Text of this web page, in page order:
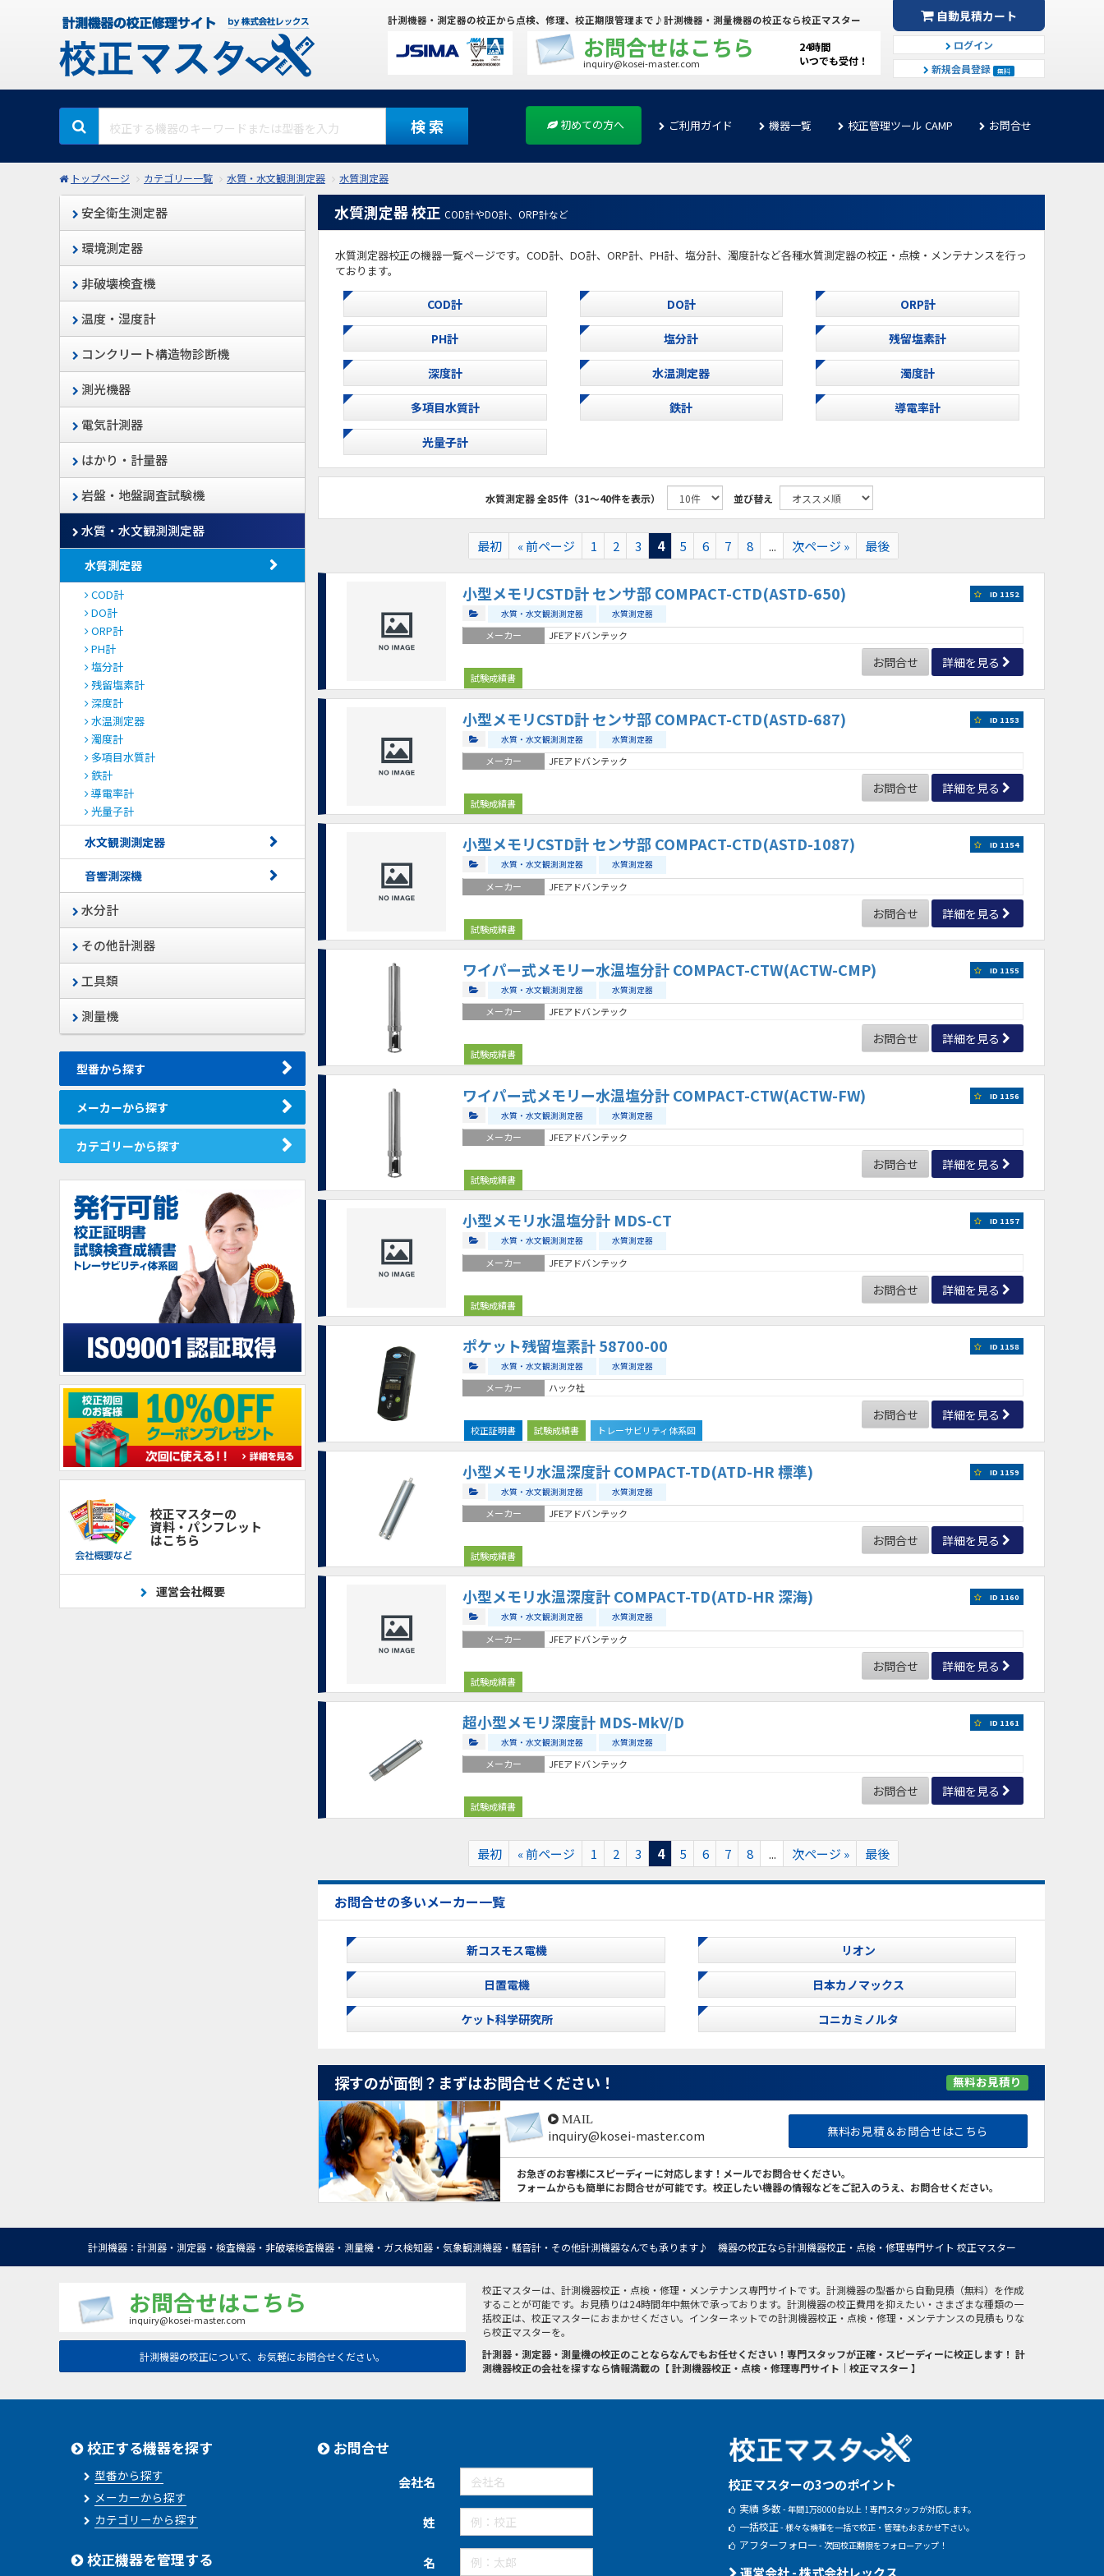
計測機器・測定器の校正から点検、修理、校正期限管理まで♪計測機器・測量機器の校正なら校正マスター
24時間
いつでも受付！
お問合せはこちら
inquiry@kosei-master.com
自動見積カート
ログイン
新規会員登録
無料
検 索 初めての方へ ご利用ガイド 機器一覧 校正管理ツール CAMP お問合せ
トップページ カテゴリー一覧 水質・水文観測測定器 水質測定器
安全衛生測定器
環境測定器
非破壊検査機
温度・湿度計
コンクリート構造物診断機
測光機器
電気計測器
はかり・計量器
岩盤・地盤調査試験機
水質・水文観測測定器
水質測定器
COD計
DO計
ORP計
PH計
塩分計
残留塩素計
深度計
水温測定器
濁度計
多項目水質計
鉄計
導電率計
光量子計
水文観測測定器
音響測深機
水分計
その他計測器
工具類
測量機
型番から探す
メーカーから探す
カテゴリーから探す
校正マスターの
資料・パンフレット
はこちら
運営会社概要
水質測定器 校正 COD計やDO計、ORP計など
水質測定器校正の機器一覧ページです。COD計、DO計、ORP計、PH計、塩分計、濁度計など各種水質測定器の校正・点検・メンテナンスを行っ
ております。
COD計 DO計 ORP計
PH計 塩分計 残留塩素計
深度計 水温測定器 濁度計
多項目水質計 鉄計 導電率計
光量子計
水質測定器全85件（31～40件を表示） 並び替え
最初 « 前ページ 1 2 3 4 5 6 7 8 ... 次ページ » 最後
ID 1152
小型メモリCSTD計 センサ部 COMPACT-CTD(ASTD-650)
水質・水文観測測定器 水質測定器
メーカー JFEアドバンテック
お問合せ 詳細を見る
試験成績書
ID 1153
小型メモリCSTD計 センサ部 COMPACT-CTD(ASTD-687)
水質・水文観測測定器 水質測定器
メーカー JFEアドバンテック
お問合せ 詳細を見る
試験成績書
ID 1154
小型メモリCSTD計 センサ部 COMPACT-CTD(ASTD-1087)
水質・水文観測測定器 水質測定器
メーカー JFEアドバンテック
お問合せ 詳細を見る
試験成績書
ID 1155
ワイパー式メモリー水温塩分計 COMPACT-CTW(ACTW-CMP)
水質・水文観測測定器 水質測定器
メーカー JFEアドバンテック
お問合せ 詳細を見る
試験成績書
ID 1156
ワイパー式メモリー水温塩分計 COMPACT-CTW(ACTW-FW)
水質・水文観測測定器 水質測定器
メーカー JFEアドバンテック
お問合せ 詳細を見る
試験成績書
ID 1157
小型メモリ水温塩分計 MDS-CT
水質・水文観測測定器 水質測定器
メーカー JFEアドバンテック
お問合せ 詳細を見る
試験成績書
ID 1158
ポケット残留塩素計 58700-00
水質・水文観測測定器 水質測定器
メーカー ハック社
お問合せ 詳細を見る
校正証明書 試験成績書 トレーサビリティ体系図
ID 1159
小型メモリ水温深度計 COMPACT-TD(ATD-HR 標準)
水質・水文観測測定器 水質測定器
メーカー JFEアドバンテック
お問合せ 詳細を見る
試験成績書
ID 1160
小型メモリ水温深度計 COMPACT-TD(ATD-HR 深海)
水質・水文観測測定器 水質測定器
メーカー JFEアドバンテック
お問合せ 詳細を見る
試験成績書
ID 1161
超小型メモリ深度計 MDS-MkV/D
水質・水文観測測定器 水質測定器
メーカー JFEアドバンテック
お問合せ 詳細を見る
試験成績書
最初 « 前ページ 1 2 3 4 5 6 7 8 ... 次ページ » 最後
お問合せの多いメーカー一覧
新コスモス電機 リオン
日置電機 日本カノマックス
ケット科学研究所 コニカミノルタ
探すのが面倒？ まずはお問合せください！ 無料お見積り
MAIL
inquiry@kosei-master.com 無料お見積＆お問合せはこちら
お急ぎのお客様にスピーディーに対応します！メールでお問合せください。
フォームからも簡単にお問合せが可能です。校正したい機器の情報などをご記入のうえ、お問合せください。
計測機器：計測器・測定器・検査機器・非破壊検査機器・測量機・ガス検知器・気象観測機器・騒音計・その他計測機器なんでも承ります♪ 機器の校正なら計測機器校正・点検・修理専門サイト 校正マスター
お問合せはこちら
inquiry@kosei-master.com
計測機器の校正について、お気軽にお問合せください。
校正マスターは、計測機器校正・点検・修理・メンテナンス専門サイトです。計測機器の型番から自動見積（無料）を作成
することが可能です。お見積りは24時間年中無休で承っております。計測機器の校正費用を抑えたい・さまざまな種類の一
括校正は、校正マスターにおまかせください。インターネットでの計測機器校正・点検・修理・メンテナンスの見積もりな
ら校正マスターを。
計測器・測定器・測量機の校正のことならなんでもお任せください！専門スタッフが正確・スピーディーに校正します！ 計
測機器校正の会社を探すなら情報満載の【 計測機器校正・点検・修理専門サイト｜校正マスター 】
校正する機器を探す
型番から探す
メーカーから探す
カテゴリーから探す
校正機器を管理する
お問合せ
会社名
姓
名
校正マスターの3つのポイント
実績 多数- 年間1万8000台以上！専門スタッフが対応します。
一括校正 - 様々な機種を一括で校正・管理もおまかせ下さい。
アフターフォロー - 次回校正期限をフォローアップ！